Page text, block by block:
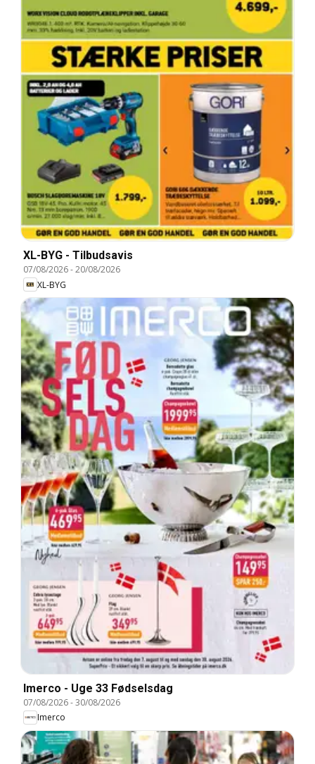
XL-BYG - Tilbudsavis
07/08/2026-20/08/2026
XL-BYG
Imerco - Uge 33 Fødselsdag
07/08/2026-30/08/2026
Imerco